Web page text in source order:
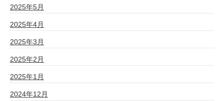
2025年5月
2025年4月
2025年3月
2025年2月
2025年1月
2024年12月